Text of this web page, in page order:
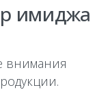
имиджа
внимания